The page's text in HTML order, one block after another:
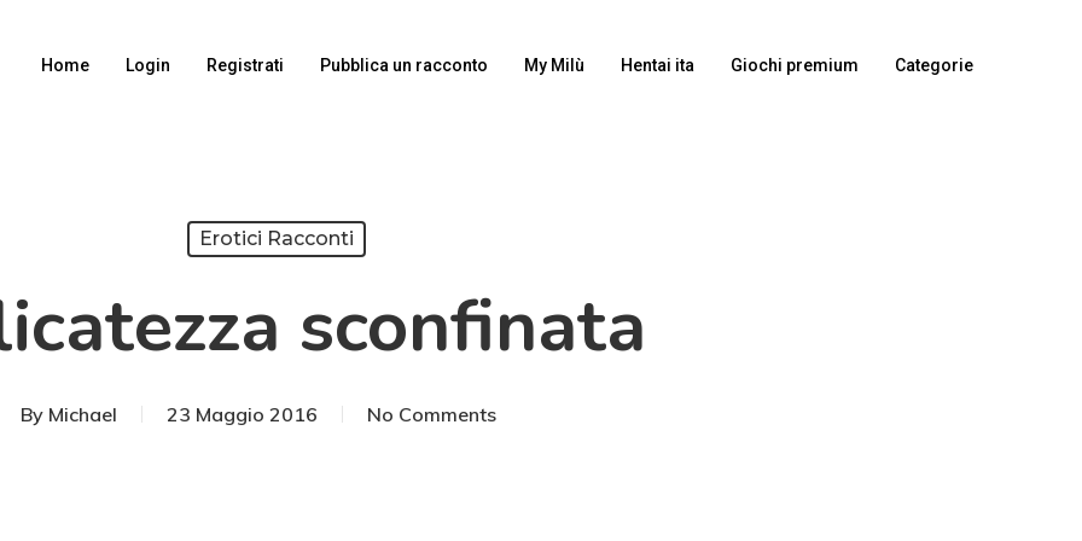
Home Login Registrati Pubblica un racconto My Milù Hentai ita Giochi premium Categorie
Erotici Racconti
sconfinata
By Michael 23 Maggio 2016 No Comments